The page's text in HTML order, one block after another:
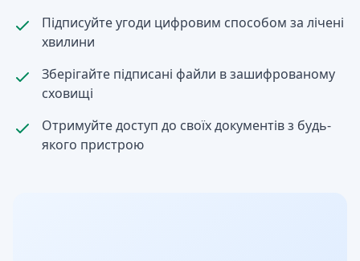
Підписуйте угоди цифровим способом за лічені
хвилини
Зберігайте підписані файли в зашифрованому
сховищі
Отримуйте доступ до своїх документів з будь-
якого пристрою